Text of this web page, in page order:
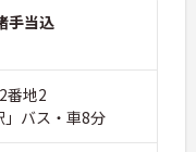
当込
番地2
」バス・車8分